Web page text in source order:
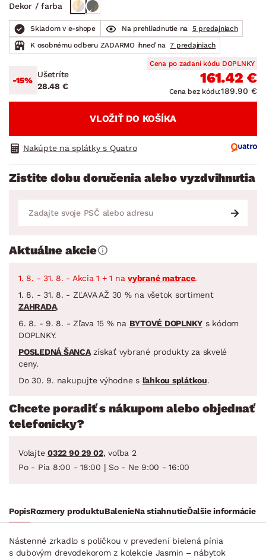
Dekor / farba
Skladom v e-shope Na prehliadnutie na
5 predajniach
K osobnému odberu ZADARMO ihneď na 7 predajniach
-15%
Ušetríte
28.48 €
Cena po zadaní kódu DOPLNKY
161.42 €
Cena bez kódu:189.90 €
VLOŽIŤ DO KOŠÍKA
Nakúpte na splátky s Quatro
Zistite dobu doručenia alebo vyzdvihnutia
Aktuálne akcie
1. 8. - 31. 8. - Akcia 1 + 1 na vybrané matrace.
1. 8. - 31. 8. - ZĽAVA AŽ 30 % na všetok sortiment
ZAHRADA.
6. 8. - 9. 8. - Zľava 15 % na BYTOVÉ DOPLNKY s kódom
DOPLNKY.
POSLEDNÁ ŠANCAzískať vybrané produkty za skvelé
ceny.
Do 30. 9. nakupujte výhodne s ľahkou splátkou.
Chcete poradiť s nákupom alebo objednať
telefonicky?
Volajte 0322 90 29 02, voľba 2
Po - Pia 8:00 - 18:00 | So - Ne 9:00 - 16:00
PopisRozmery produktuBalenieNa stiahnutieĎalšie informácie
Nástenné zrkadlo s poličkou v prevedení bielená pínia
s dubovým drevodekorom z kolekcie Jasmin – nábytok